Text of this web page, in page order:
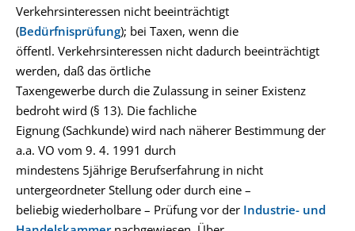
Verkehrsinteressen nicht beeinträchtigt
(Bedürfnisprüfung); bei Taxen, wenn die
öffentl. Verkehrsinteressen nicht dadurch beeinträchtigt
werden, daß das örtliche
Taxengewerbe durch die Zulassung in seiner Existenz
bedroht wird (§ 13). Die fachliche
Eignung (Sachkunde) wird nach näherer Bestimmung der
a.a. VO vom 9. 4. 1991 durch
mindestens 5jährige Berufserfahrung in nicht
untergeordneter Stellung oder durch eine –
beliebig wiederholbare – Prüfung vor der Industrie- und